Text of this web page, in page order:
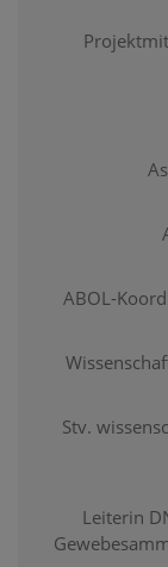
ABOL-
Stv.
Leiterin